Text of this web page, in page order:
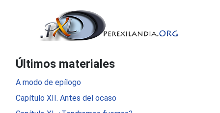
Últimos materiales
A modo de epílogo
Capítulo XII. Antes del ocaso